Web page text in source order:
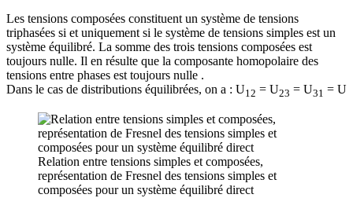
Les tensions composées constituent un système de tensions
triphasées si et uniquement si le système de tensions simples est un
système équilibré. La somme des trois tensions composées est
toujours nulle. Il en résulte que la composante homopolaire des
tensions entre phases est toujours nulle .
Dans le cas de distributions équilibrées, on a : U12 = U23 = U31 = U
Relation entre tensions simples et composées,
représentation de Fresnel des tensions simples et
composées pour un système équilibré direct